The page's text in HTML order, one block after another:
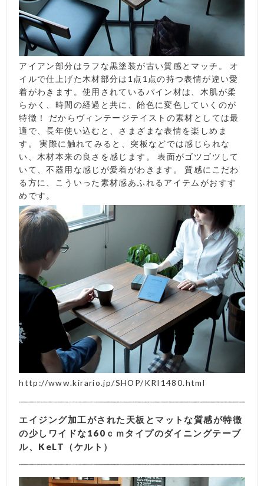
アイアン部分はラフな黒塗装が古い質感とマッチ。 オ
イルで仕上げた木材部分は1点1点の持つ表情が違い愛
着がわきます。使用されているパイン材は、木肌が柔
らかく、時間の経過と共に、飴色に変色していくのが
特徴！ だからヴィンテージテイストの素材としては最
適で、長年使い込むと、さまざまな表情を楽しめま
す。 実際に触れてみると、突板などでは感じられな
い、木材本来の良さを感じます。 表面がゴツゴツして
いて、不器用な感じが愛着がわきます。 質感にこだわ
る方に、こういった素材感あふれるアイテムがおすす
めです。
http://www.kirario.jp/SHOP/KRI1480.html
エイジング加工がされた天板とマットな質感が特徴
の少しワイドな160ｃｍタイプのダイニングテーブ
ル、KeLT（ケルト）